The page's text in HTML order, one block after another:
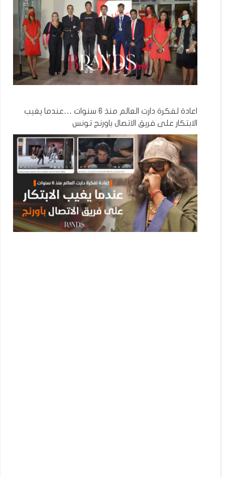
اعادة لفكرة دارت العالم منذ 6 سنوات …عندما يغيب
الابتكار على فريق الاتصال باورنج تونس